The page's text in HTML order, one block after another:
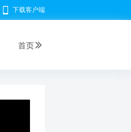
下载客户端
首页